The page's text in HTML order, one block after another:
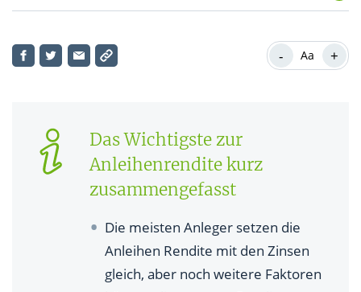
Was beeinflusst die Anleihenrendite?
Beispiel für die Berechnung der Rendite einer
Anleihen
Welche Art von Anleihe verspricht eine gute Rendite?
Aktuelle Top-Anleihen mit höherer Rendite
- Aa +
Das Wichtigste zur
Anleihenrendite kurz
zusammengefasst
Die meisten Anleger setzen die
Anleihen Rendite mit den Zinsen
gleich, aber noch weitere Faktoren